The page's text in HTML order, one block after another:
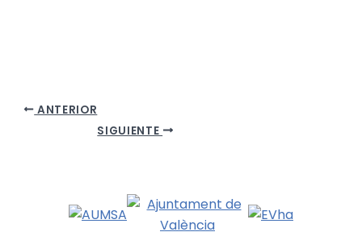
ANTERIOR
SIGUIENTE